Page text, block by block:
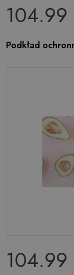
104.99
Podkład
104.99